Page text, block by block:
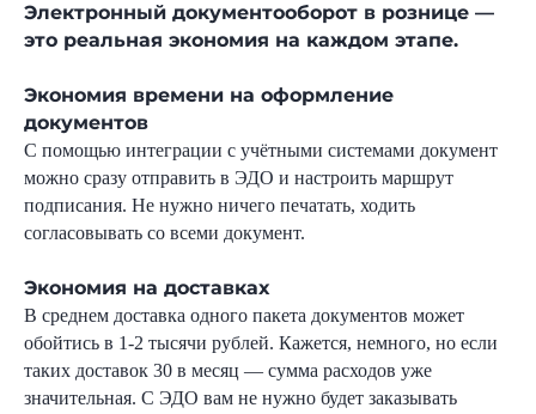
Электронный документооборот в рознице —
это реальная экономия на каждом этапе.
Экономия времени на оформление
документов
С помощью интеграции с учётными системами документ
можно сразу отправить в ЭДО и настроить маршрут
подписания. Не нужно ничего печатать, ходить
согласовывать со всеми документ.
Экономия на доставках
В среднем доставка одного пакета документов может
обойтись в 1-2 тысячи рублей. Кажется, немного, но если
таких доставок 30 в месяц — сумма расходов уже
значительная. С ЭДО вам не нужно будет заказывать
Отправить заявку